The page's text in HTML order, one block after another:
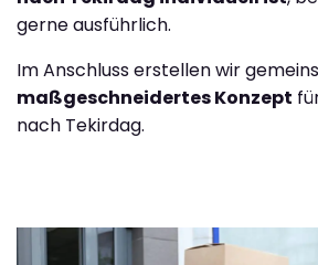
gerne ausführlich.
Im Anschluss erstellen wir
maßgeschneidertes Konzept
nach Tekirdag.